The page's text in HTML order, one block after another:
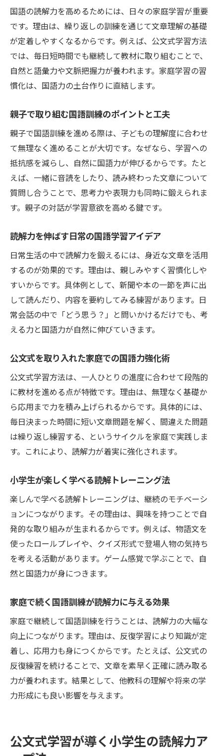
国語の読解力を高めるためには、日々の家庭学習が重要
です。理由は、繰り返しの訓練を通じて文章理解の基礎
が定着しやすくなるからです。例えば、公文式学習方法
では、毎日短時間でも継続して教材に取り組むことで、
自然と語彙力や文脈把握力が養われます。家庭学習の習
慣化は、国語力の土台作りに直結します。
親子で取り組む国語訓練のポイントと工夫
親子で国語訓練を進める際は、子どもの理解度に合わせ
て無理なく進めることが大切です。なぜなら、学習への
抵抗感を減らし、自然に国語力が伸びるからです。たと
えば、一緒に音読をしたり、読み終わった文章について
質問し合うことで、思考力や表現力も同時に鍛えられま
す。親子の対話が学習意欲を高める鍵です。
読解力を伸ばす日常の国語学習アイデア
日常生活の中で読解力を鍛えるには、身近な文章を活用
するのが効果的です。理由は、親しみやすく習慣化しや
すいからです。具体例として、新聞や本の一節を声に出
して読んだり、内容を要約してみる練習があります。日
常会話の中で「どう思う？」と問いかけるだけでも、考
える力と国語力が自然に伸びていきます。
公文式を取り入れた家庭での国語力強化術
公文式学習方法は、一人ひとりの進度に合わせて段階的
に教材を進める点が特徴です。理由は、無理なく基礎か
ら応用まで力を積み上げられるからです。具体的には、
毎日決まった時間に短い文章問題を解く、間違えた問題
は繰り返し練習する、というサイクルを家庭で実践しま
す。これにより、読解力が着実に強化されます。
小学生が楽しく学べる読解トレーニング法
楽しんで学べる読解トレーニングは、継続のモチベーシ
ョンにつながります。その理由は、興味を持つことで自
発的な取り組みが生まれるからです。例えば、物語文を
使ったロールプレイや、クイズ形式で登場人物の気持ち
を考える活動があります。ゲーム感覚で学ぶことで、自
然と国語力が身につきます。
家庭で続く国語訓練が読解力に与える効果
家庭で継続して国語訓練を行うことは、読解力の大幅な
向上につながります。理由は、反復学習により知識が定
着し、応用力も身につくからです。たとえば、公文式の
反復練習を続けることで、文章を素早く正確に読み取る
力が養われます。結果として、他教科の理解や将来の学
力形成にも良い影響を与えます。
公文式学習が導く小学生の読解力ア